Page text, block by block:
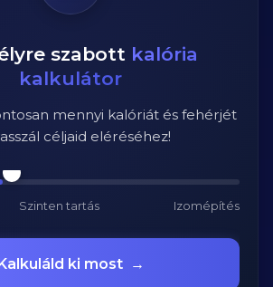
szabott kalória
kalkulátor
mennyi kalóriát és fehérjét
céljaid eléréséhez!
Szinten tartás Izomépítés
ki most →